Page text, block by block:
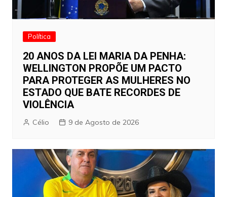
Política
20 ANOS DA LEI MARIA DA PENHA:
WELLINGTON PROPÕE UM PACTO
PARA PROTEGER AS MULHERES NO
ESTADO QUE BATE RECORDES DE
VIOLÊNCIA
Célio 9 de Agosto de 2026